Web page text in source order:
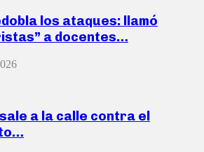
los ataques: llamó
a docentes…
a la calle contra el